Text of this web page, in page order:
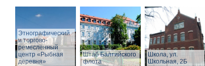
Этнографический
и торгово-
ремесленный
центр «Рыбная
деревня»
Штаб Балтийского
флота
Школа, ул.
Школьная, 2Б